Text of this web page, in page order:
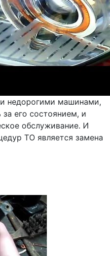
недорогими машинами,
его состоянием, и
обслуживание. И
ТО является замена